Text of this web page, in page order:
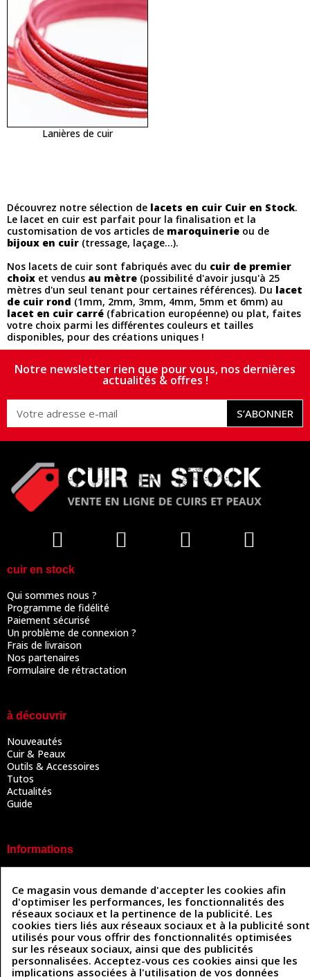
Lanières de cuir
Découvrez notre sélection de lacets en cuir Cuir en Stock.
Le lacet en cuir est parfait pour la finalisation et la
customisation de vos articles de maroquinerie ou de
bijoux en cuir (tressage, laçage...).
Nos lacets de cuir sont fabriqués avec du cuir de premier
choix et vendus au mètre (possibilité d'avoir jusqu'à 25
mètres d'un seul tenant pour certaines références). Du lacet
de cuir rond (1mm, 2mm, 3mm, 4mm, 5mm et 6mm) au
lacet en cuir carré (fabrication européenne) ou plat, faites
votre choix parmi les différentes couleurs et tailles
disponibles, pour des créations uniques !
Notre newsletter rien que pour vous, nos dernières
actualités & offres !
S’ABONNER
cuir en stock
Qui sommes nous ?
Programme de fidélité
Paiement sécurisé
Un problème de connexion ?
Frais de livraison
Nos partenaires
Formulaire de rétractation
à découvrir
Nouveautés
Cuir & Peaux
Outils & Accessoires
Tutos
Actualités
Guide
Informations
Conditions Générales de Vente
Politique de confidentialité
Politique des cookies
Contactez-nous
Coordonnées
Ce magasin vous demande d'accepter les cookies afin
d'optimiser les performances, les fonctionnalités des
réseaux sociaux et la pertinence de la publicité. Les
cookies tiers liés aux réseaux sociaux et à la publicité sont
utilisés pour vous offrir des fonctionnalités optimisées
sur les réseaux sociaux, ainsi que des publicités
personnalisées. Acceptez-vous ces cookies ainsi que les
implications associées à l'utilisation de vos données